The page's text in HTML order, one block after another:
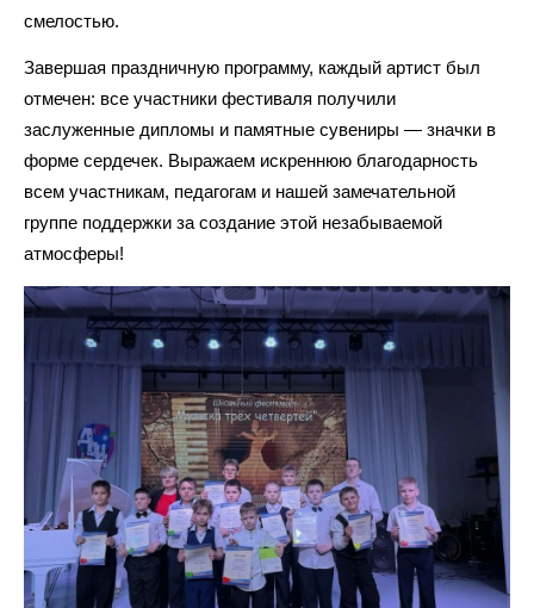
Завершая праздничную программу, каждый артист был
отмечен: все участники фестиваля получили
форме сердечек. Выражаем искреннюю благодарность
всем участникам, педагогам и нашей замечательной
группе поддержки за создание этой незабываемой
атмосферы!